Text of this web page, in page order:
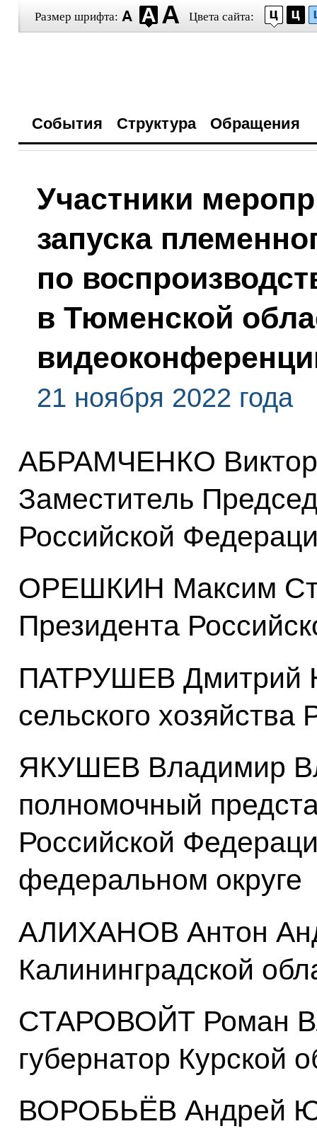
Размер шрифта: Цвета сайта:
События Структура Обращения
Участники
запуска
по
в Тюменской
21 ноября 2022 года
АБРАМЧЕНКО
Заместитель
Российской
ОРЕШКИН Максим
Президента
ПАТРУШЕВ Дмитрий
сельского
ЯКУШЕВ Владимир
полномочный
Российской
федеральном округе
АЛИХАНОВ Антон
Калининградской
СТАРОВОЙТ Роман
губернатор Курской
ВОРОБЬЁВ Андрей